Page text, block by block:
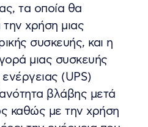
τα οποία θα
χρήση μιας
συσκευής, και η
μιας συσκευής
(UPS)
βλάβης μετά
καθώς με την χρήση